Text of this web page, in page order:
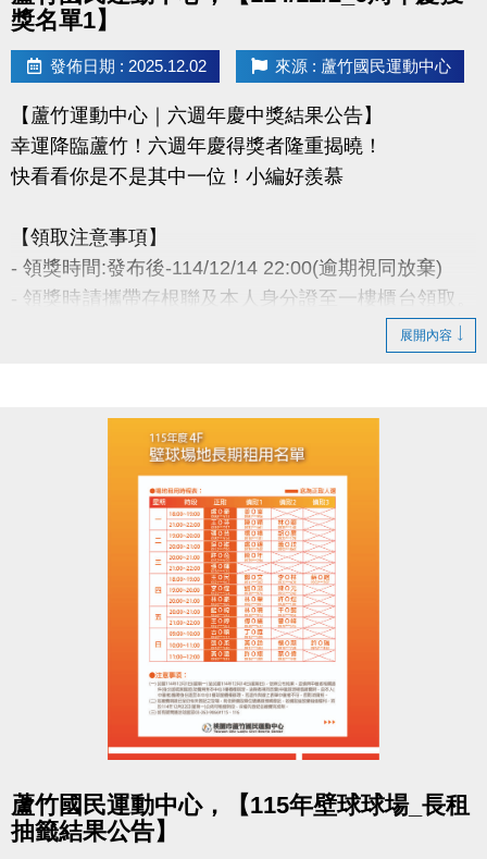
盡事宜則以網站公告為主。
洽詢專線 : (03)263-9066 分機114、115
https://www.lzsports.com.tw/zh_TW/news/pageID/1/
FB : @桃園市蘆竹國民運動中心
IG : @luzhusports
獎名單1】
發佈日期 : 2025.12.02 來源 : 蘆竹國民運動中心
【蘆竹運動中心｜六週年慶中獎結果公告】
幸運降臨蘆竹！六週年慶得獎者隆重揭曉！
快看看你是不是其中一位！小編好羨慕
【領取注意事項】
- 領獎時間:發布後-114/12/14 22:00(逾期視同放棄)
- 領獎時請攜帶存根聯及本人身分證至一樓櫃台領取。
若無法親領，代領者亦需攜帶存根聯、中獎者身分
- 會員卡獎項領取日即為開卡日，會員資格當日起開始
生效，恕無法延後使用。
- 課程抵用金$1500及場地抵用金$500，皆不可分次使
用，進行折抵後，由櫃檯收回。
- 若使用課程折抵金報課，該課程有未開課成功之情
況，不得退費折換現金，但可轉班至有開課成功之課
- 因活動核銷需要，會複印得獎者身分證或相關個人資
料，領獎則視同同意提供本人資料，可請櫃檯註明僅
- 本活動作業說明蘆竹國民運動中心保有解釋、修正、
盡事宜則以網站公告為主。
展開內容
蘆竹國民運動中心，【115年壁球球場_長租
抽籤結果公告】